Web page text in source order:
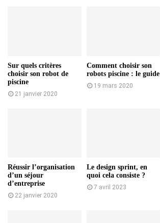
Sur quels critères
choisir son robot de
piscine
21 janvier 2020
Comment choisir son
robots piscine : le guide
19 mars 2020
Réussir l’organisation
d’un séjour
d’entreprise
22 janvier 2020
Le design sprint, en
quoi cela consiste ?
7 avril 2023